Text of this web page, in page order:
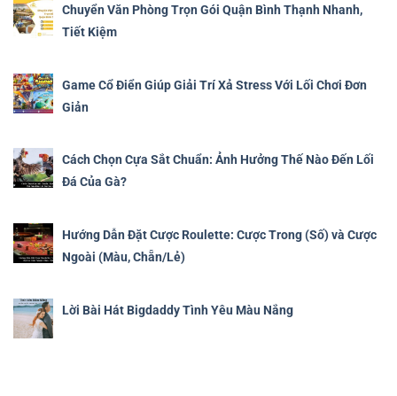
Chuyển Văn Phòng Trọn Gói Quận Bình Thạnh Nhanh,
Tiết Kiệm
Game Cổ Điển Giúp Giải Trí Xả Stress Với Lối Chơi Đơn
Giản
Cách Chọn Cựa Sắt Chuẩn: Ảnh Hưởng Thế Nào Đến Lối
Đá Của Gà?
Hướng Dẫn Đặt Cược Roulette: Cược Trong (Số) và Cược
Ngoài (Màu, Chẵn/Lẻ)
Lời Bài Hát Bigdaddy Tình Yêu Màu Nắng